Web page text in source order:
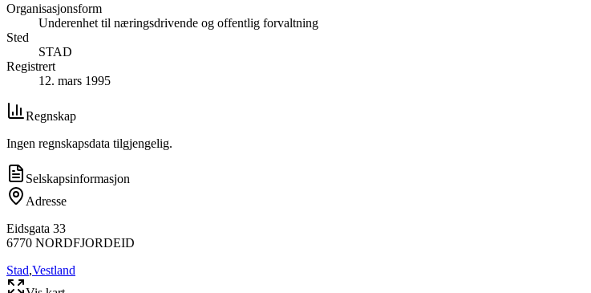
Organisasjonsform
Underenhet til næringsdrivende og offentlig forvaltning
Sted
STAD
Registrert
12. mars 1995
Regnskap
Ingen regnskapsdata tilgjengelig.
Selskapsinformasjon
Adresse
Eidsgata 33
6770 NORDFJORDEID
Stad,Vestland